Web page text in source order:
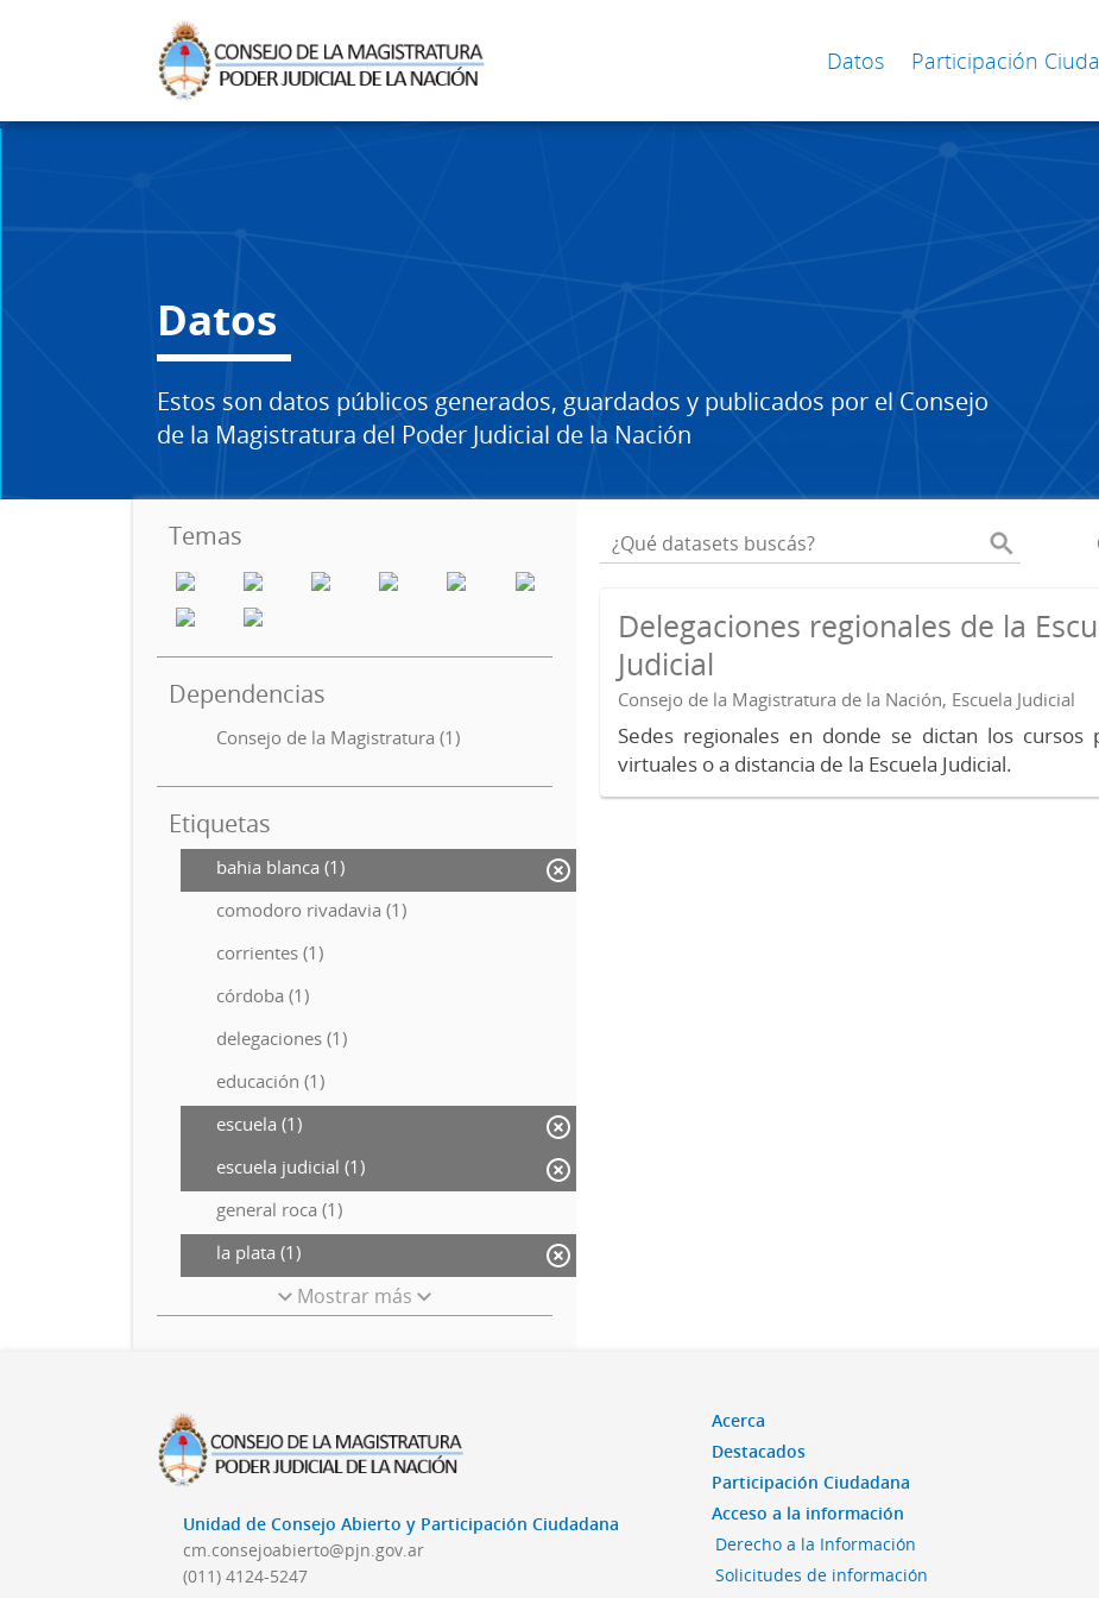
Datos Participación
Datos
Estos son datos públicos generados, guardados y publicados por el Consejo
de la Magistratura del Poder Judicial de la Nación
Temas
Dependencias
Consejo de la Magistratura (1)
Etiquetas
bahia blanca (1)
comodoro rivadavia (1)
corrientes (1)
córdoba (1)
delegaciones (1)
educación (1)
escuela (1)
escuela judicial (1)
general roca (1)
la plata (1)
Mostrar más
Delegaciones regionales de la
Judicial
Consejo de la Magistratura de la Nación, Escuela Judicial
Sedes regionales en donde se dictan los cursos
virtuales o a distancia de la Escuela Judicial.
Unidad de Consejo Abierto y Participación Ciudadana
cm.consejoabierto@pjn.gov.ar
(011) 4124-5247
Acerca
Destacados
Participación Ciudadana
Acceso a la información
Derecho a la Información
Solicitudes de información